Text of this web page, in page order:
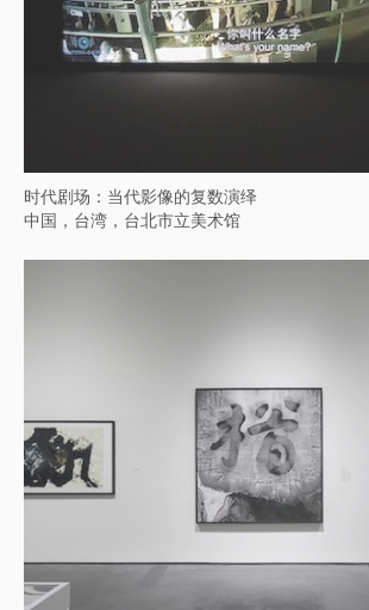
中国，香港，香港艺术馆
「正在展出中」水载文澜：大运塔公共艺术展
中国，江苏，扬州，中国大运河博物馆